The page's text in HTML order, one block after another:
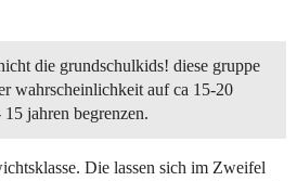
die grundschulkids! diese gruppe
wahrscheinlichkeit auf ca 15-20
jahren begrenzen.
Die lassen sich im Zweifel